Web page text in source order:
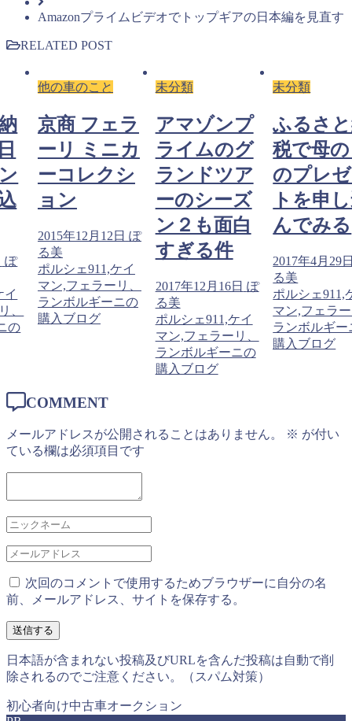
Amazonプライムビデオでトップギアの日本編を見直す
RELATED POST
ぽ
イ
、
の
他の車のこと
京商 フェラ
ーリ ミニカ
ーコレクシ
ョン
2015年12月12日 ぽ
る美
ポルシェ911,ケイ
マン,フェラーリ、
ランボルギーニの
購入ブログ
未分類
アマゾンプ
ライムのグ
ランドツア
ーのシーズ
ン２も面白
すぎる件
2017年12月16日 ぽ
る美
ポルシェ911,ケイ
マン,フェラーリ、
ランボルギーニの
購入ブログ
未分類
ふるさ
税で母
のプレ
トを申
んでみる
2017年4月29
る美
ポルシェ911,
マン,フェラ
ランボルギー
購入ブログ
COMMENT
メールアドレスが公開されることはありません。 ※ が付い
ている欄は必須項目です
次回のコメントで使用するためブラウザーに自分の名
前、メールアドレス、サイトを保存する。
日本語が含まれない投稿及びURLを含んだ投稿は自動で削
除されるのでご注意ください。（スパム対策）
初心者向け中古車オークション